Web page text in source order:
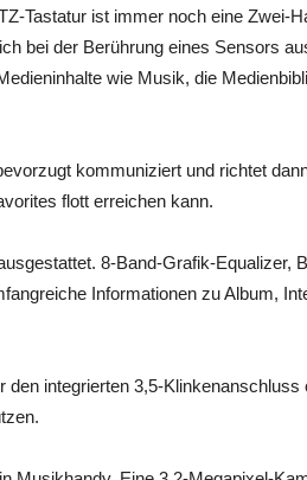
Tastatur ist immer noch eine Zwei-
bei der Berührung eines Sensors
wie Musik, die
kommuniziert und richtet
flott erreichen kann.
8-Band-Grafik-Equalizer,
Informationen zu Album,
integrierten 3,5-Klinkenanschluss